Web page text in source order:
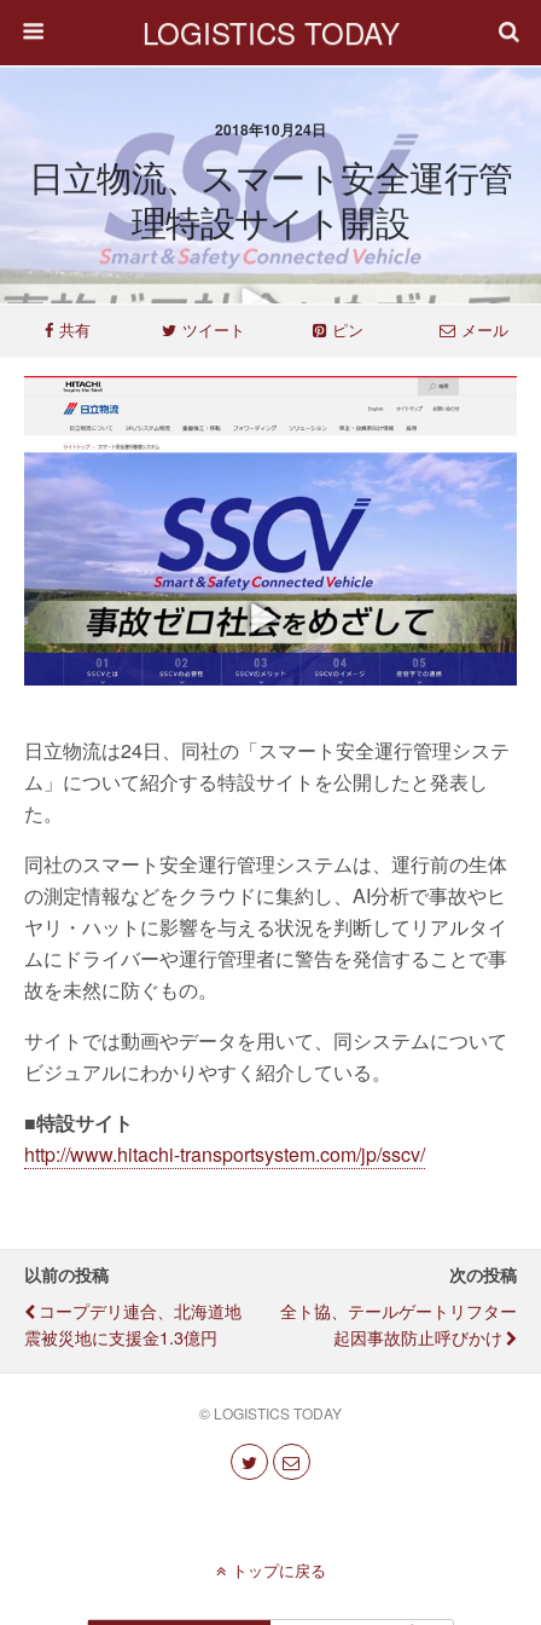
LOGISTICS TODAY
2018年10月24日
日立物流、スマート安全運行管
理特設サイト開設
共有 ツイート ピン メール
日立物流は24日、同社の「スマート安全運行管理システ
ム」について紹介する特設サイトを公開したと発表し
た。
同社のスマート安全運行管理システムは、運行前の生体
の測定情報などをクラウドに集約し、AI分析で事故やヒ
ヤリ・ハットに影響を与える状況を判断してリアルタイ
ムにドライバーや運行管理者に警告を発信することで事
故を未然に防ぐもの。
サイトでは動画やデータを用いて、同システムについて
ビジュアルにわかりやすく紹介している。
■特設サイト
http://www.hitachi-transportsystem.com/jp/sscv/
以前の投稿
コープデリ連合、北海道地
震被災地に支援金1.3億円
次の投稿
全ト協、テールゲートリフター
起因事故防止呼びかけ
© LOGISTICS TODAY
トップに戻る